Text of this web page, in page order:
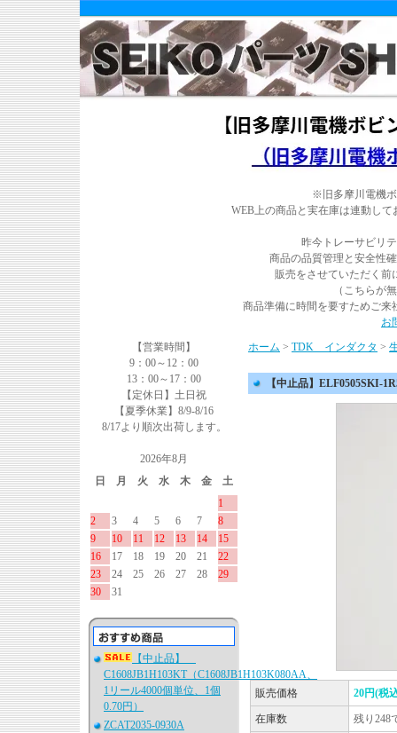
※旧多摩川電機
WEB上の商品と実在庫は連動し
昨今トレーサビリ
商品の品質管理と安全性
販売をさせていただく前
（こちらが
商品準備に時間を要すためご来
お
【営業時間】
9：00～12：00
13：00～17：00
【定休日】土日祝
【夏季休業】8/9-8/16
8/17より順次出荷します。
2026年8月
日
月 火 水 木 金
土
1
2
3 4 5 6 7
8
9
10 11 12 13 14
15
16
17 18 19 20 21
22
23
24 25 26 27 28
29
30
31
【中止品】
C1608JB1H103KT（C1608JB1H103K080AA、
1リール4000個単位、1個
0.70円）
ZCAT2035-0930A
ホーム > TDK インダクタ >
【中止品】ELF0505SKI-
販売価格 20円(税
在庫数 残り248